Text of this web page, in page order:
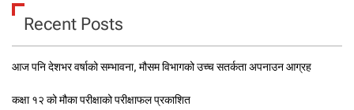
Recent Posts
आज पनि देशभर वर्षाको सम्भावना, मौसम विभागको उच्च सतर्कता अपनाउन आग्रह
कक्षा १२ को मौका परीक्षाको परीक्षाफल प्रकाशित